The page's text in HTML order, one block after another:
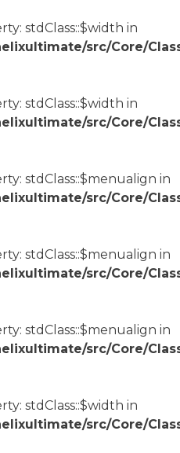
stdClass::$width in
src/Core/
stdClass::$width in
src/Core/
stdClass::$menualign in
src/Core/
stdClass::$menualign in
src/Core/
stdClass::$menualign in
src/Core/
stdClass::$width in
src/Core/